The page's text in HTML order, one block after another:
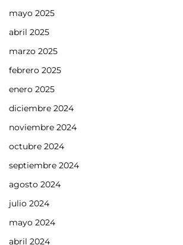
mayo 2025
abril 2025
marzo 2025
febrero 2025
enero 2025
diciembre 2024
noviembre 2024
octubre 2024
septiembre 2024
agosto 2024
julio 2024
mayo 2024
abril 2024